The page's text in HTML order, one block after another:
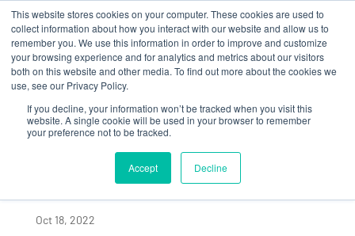
This website stores cookies on your computer. These cookies are used to
collect information about how you interact with our website and allow us to
remember you. We use this information in order to improve and customize
your browsing experience and for analytics and metrics about our visitors
both on this website and other media. To find out more about the cookies we
use, see our Privacy Policy.
If you decline, your information won’t be tracked when you visit this
website. A single cookie will be used in your browser to remember
your preference not to be tracked.
Accept Decline
ALGAIA SAINT LÔ
MOBILISÉE DANS LA
LUTTE CONTRE LE
CANCER DU SEIN
Oct 18, 2022